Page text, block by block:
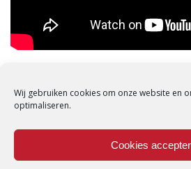
Wij gebruiken cookies om onze website en
optimaliseren.
Cookies